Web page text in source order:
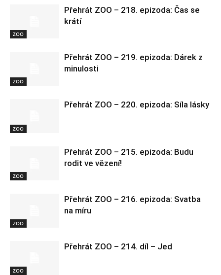
ZOO
Přehrát ZOO – 218. epizoda: Čas se
krátí
ZOO
Přehrát ZOO – 219. epizoda: Dárek z
minulosti
ZOO
Přehrát ZOO – 220. epizoda: Síla lásky
ZOO
Přehrát ZOO – 215. epizoda: Budu
rodit ve vězení!
ZOO
Přehrát ZOO – 216. epizoda: Svatba
na míru
ZOO
Přehrát ZOO – 214. díl – Jed